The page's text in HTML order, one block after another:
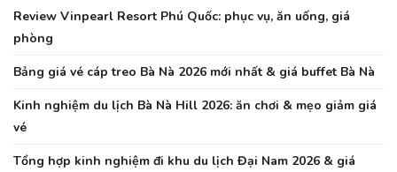
Review Vinpearl Resort Phú Quốc: phục vụ, ăn uống, giá
phòng
Bảng giá vé cáp treo Bà Nà 2026 mới nhất & giá buffet Bà Nà
Kinh nghiệm du lịch Bà Nà Hill 2026: ăn chơi & mẹo giảm giá
vé
Tổng hợp kinh nghiệm đi khu du lịch Đại Nam 2026 & giá